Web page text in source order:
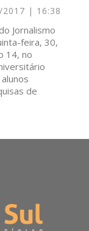
16:38
Jornalismo
feira, 30,
14, no
de